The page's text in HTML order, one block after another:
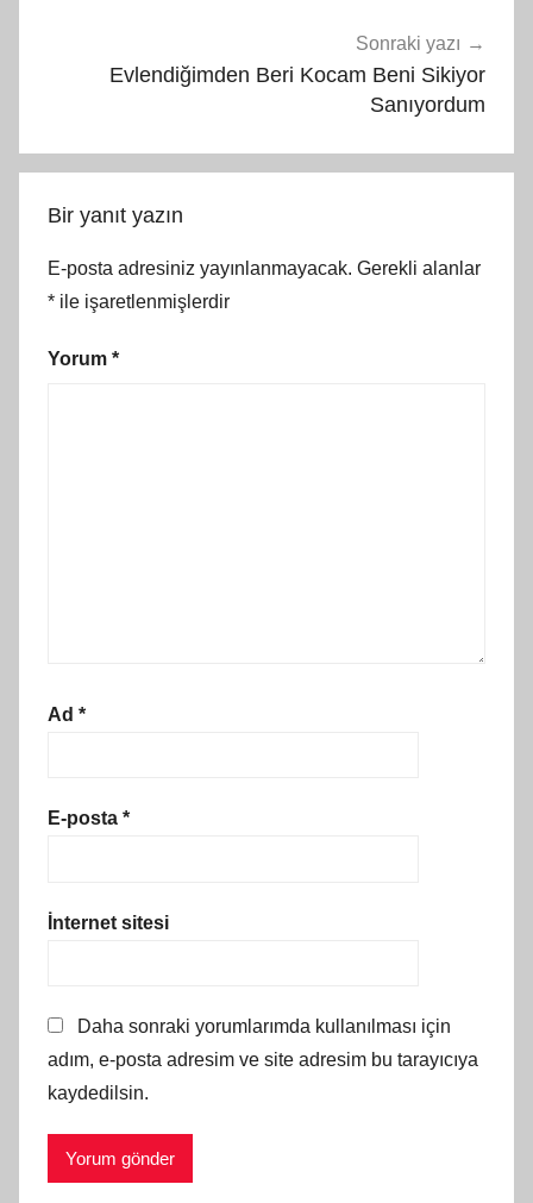
Sonraki yazı
Evlendiğimden Beri Kocam Beni Sikiyor
Sanıyordum
Bir yanıt yazın
E-posta adresiniz yayınlanmayacak. Gerekli alanlar
* ile işaretlenmişlerdir
Yorum *
Ad *
E-posta *
İnternet sitesi
Daha sonraki yorumlarımda kullanılması için
adım, e-posta adresim ve site adresim bu tarayıcıya
kaydedilsin.